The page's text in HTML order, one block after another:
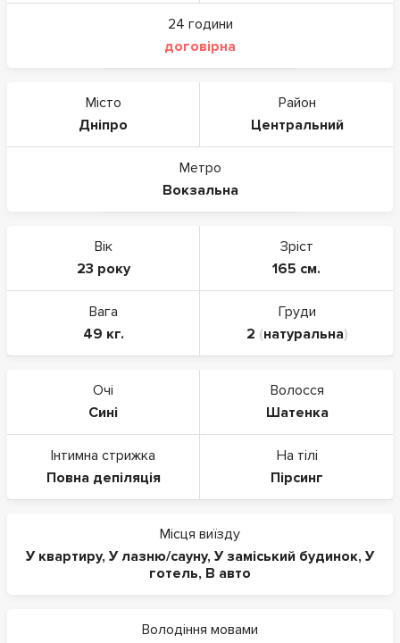
24 години
договірна
Місто
Дніпро
Район
Центральний
Метро
Вокзальна
Вік
23 року
Зріст
165 см.
Вага
49 кг.
Груди
2 (натуральна)
Очі
Сині
Волосся
Шатенка
Інтимна стрижка
Повна депіляція
На тілі
Пірсинг
Місця виїзду
У квартиру, У лазню/сауну, У заміський будинок, У
готель, В авто
Володіння мовами